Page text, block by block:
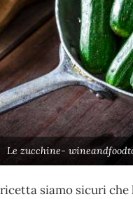
Le zucchine-
siamo sicuri